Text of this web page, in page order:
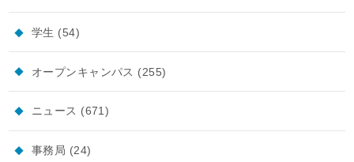
学生 (54)
オープンキャンパス (255)
ニュース (671)
事務局 (24)